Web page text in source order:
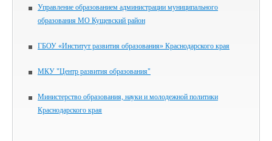
Управление образованием администрации муниципального
образования МО Кущевский район
ГБОУ «Институт развития образования» Краснодарского края
МКУ "Центр развития образования"
Министерство образования, науки и молодежной политики
Краснодарского края